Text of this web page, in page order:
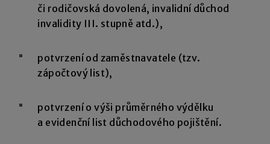
či rodičovská dovolená, invalidní důchod
invalidity III. stupně atd.),
potvrzení od zaměstnavatele (tzv.
zápočtový list),
potvrzení o výši průměrného výdělku
a evidenční list důchodového pojištění.